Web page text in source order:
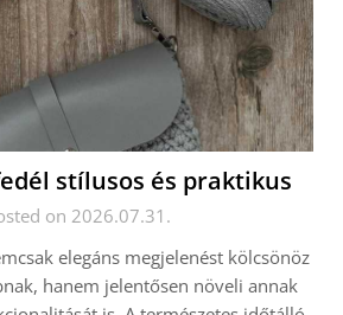
stílusos és praktikus
on 2026.07.31.
elegáns megjelenést kölcsönöz
hanem jelentősen növeli annak